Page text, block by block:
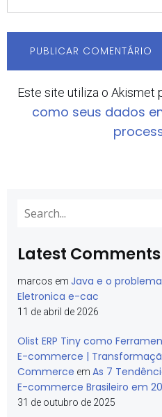
Este site utiliza o Akismet
como seus dados
Latest Comments
marcos em Java e o
Eletronica e-cac
11 de abril de 2026
Olist ERP Tiny como
E-commerce |
Commerce em As 7
E-commerce Brasileiro em
31 de outubro de 2025